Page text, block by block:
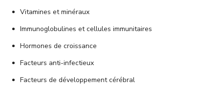
Vitamines et minéraux
Immunoglobulines et cellules immunitaires
Hormones de croissance
Facteurs anti-infectieux
Facteurs de développement cérébral